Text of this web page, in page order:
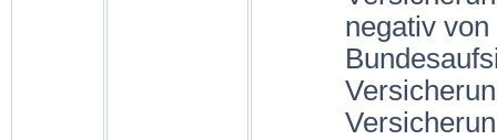
negativ